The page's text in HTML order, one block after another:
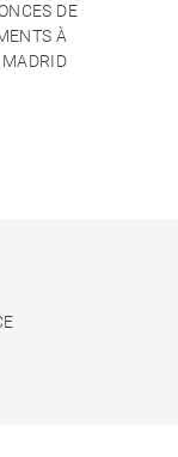
DE
À
MADRID